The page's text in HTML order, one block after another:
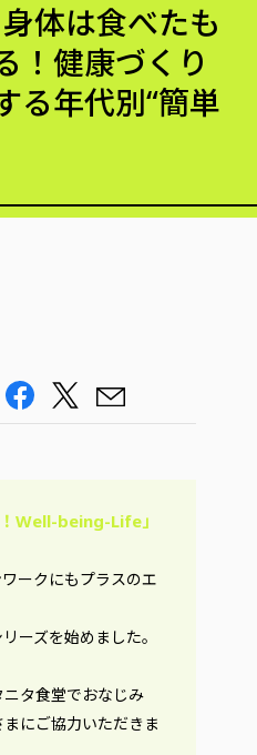
体は食べたも
！健康づくり
る年代別“簡単
Well-being-Life」
ークにもプラスのエ
ーズを始めました。
タ食堂でおなじみ
にご協力いただきま